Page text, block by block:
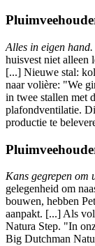
Alles in eigen hand.
huisvest niet alleen
[...] Nieuwe stal:
naar volière: "We
in twee stallen met
plafondventilatie.
productie te
Kans gegrepen om
gelegenheid om
bouwen, hebben
aanpakt. [...] Als
Natura Step. "In
Big Dutchman